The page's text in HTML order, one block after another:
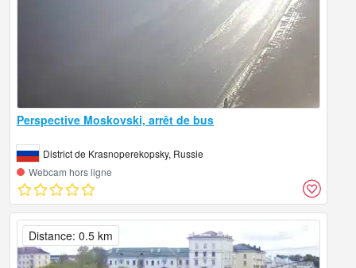
Perspective Moskovski, arrêt de bus
District de Krasnoperekopsky, Russie
Webcam hors ligne
Distance: 0.5 km